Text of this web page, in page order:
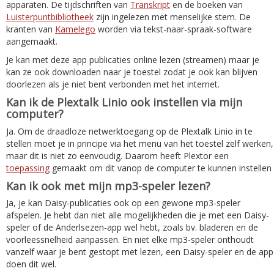
apparaten. De tijdschriften van Transkript en de boeken van
Luisterpuntbibliotheek zijn ingelezen met menselijke stem. De
kranten van Kamelego worden via tekst-naar-spraak-software
aangemaakt.
Je kan met deze app publicaties online lezen (streamen) maar je
kan ze ook downloaden naar je toestel zodat je ook kan blijven
doorlezen als je niet bent verbonden met het internet.
Kan ik de Plextalk Linio ook instellen via mijn
computer?
Ja. Om de draadloze netwerktoegang op de Plextalk Linio in te
stellen moet je in principe via het menu van het toestel zelf werken,
maar dit is niet zo eenvoudig. Daarom heeft Plextor een
toepassing gemaakt om dit vanop de computer te kunnen instellen
Kan ik ook met mijn mp3-speler lezen?
Ja, je kan Daisy-publicaties ook op een gewone mp3-speler
afspelen. Je hebt dan niet alle mogelijkheden die je met een Daisy-
speler of de Anderlsezen-app wel hebt, zoals bv. bladeren en de
voorleessnelheid aanpassen. En niet elke mp3-speler onthoudt
vanzelf waar je bent gestopt met lezen, een Daisy-speler en de app
doen dit wel.